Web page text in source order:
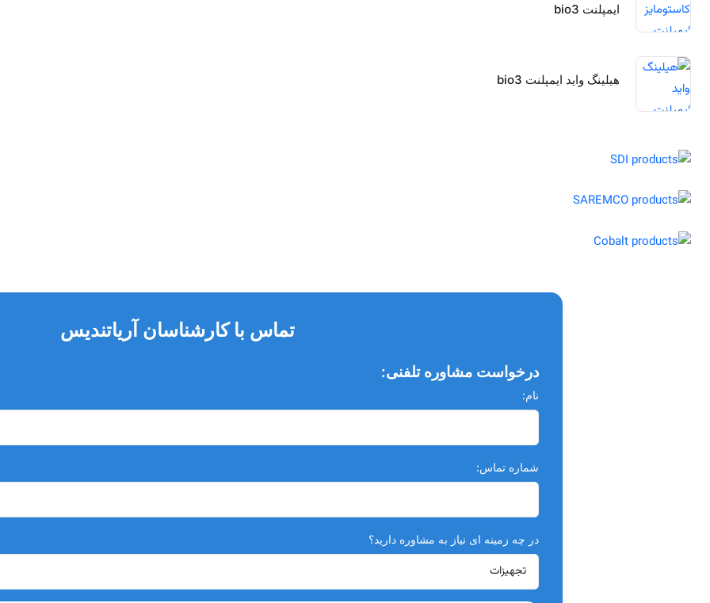
ایمپلنت bio3
هیلینگ واید ایمپلنت bio3
تماس با کارشناسان آریاتندیس
درخواست مشاوره تلفنی:
نام:
شماره تماس:
در چه زمینه ای نیاز به مشاوره دارید؟